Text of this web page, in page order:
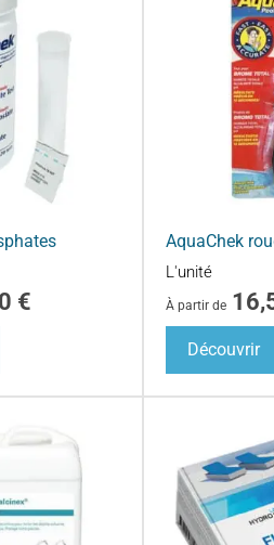
€
AquaChek
L'unité
À partir de
Découvrir